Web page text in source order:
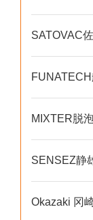
SATOVAC
MIXTER脱
SENSEZ静
Okazaki 冈